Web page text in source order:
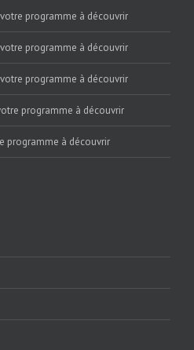
votre programme à découvrir
votre programme à découvrir
votre programme à découvrir
programme à découvrir
programme à découvrir